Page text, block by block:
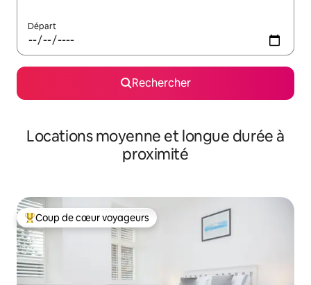
Départ
Rechercher
Locations moyenne et longue durée à
proximité
Coups de cœur voyageurs les plus appréciés
Coup de cœur voyageurs